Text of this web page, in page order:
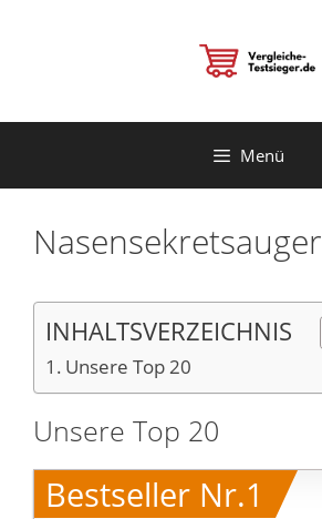
Menü
Nasensekretsauger
INHALTSVERZEICHNIS
Unsere Top 20
Unsere Top 20
Bestseller Nr.1